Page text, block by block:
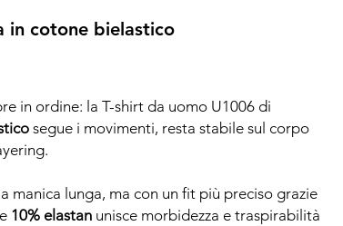
in cotone bielastico
in ordine: la T-shirt da uomo U1006 di
segue i movimenti, resta stabile sul corpo
manica lunga, ma con un fit più preciso grazie
10% elastan unisce morbidezza e traspirabilità